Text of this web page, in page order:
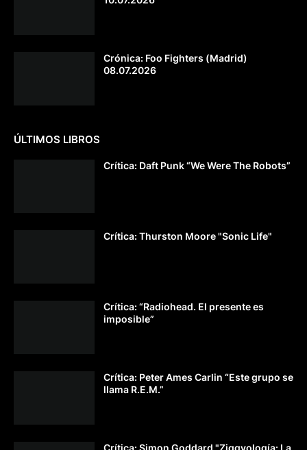
Crónica: Foo Fighters (Madrid)
08.07.2026
ÚLTIMOS LIBROS
Crítica: Daft Punk “We Were The Robots”
Crítica: Thurston Moore "Sonic Life"
Crítica: “Radiohead. El presente es
imposible”
Crítica: Peter Ames Carlin “Este grupo se
llama R.E.M.”
Crítica: Simon Goddard "Ziggyología: La